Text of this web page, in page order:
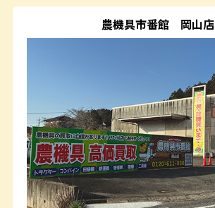
農機具市番館 岡山店